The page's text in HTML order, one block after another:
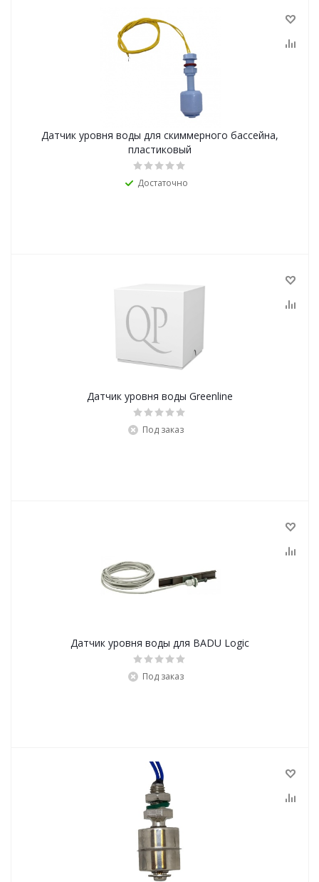
Датчик уровня воды для скиммерного бассейна,
пластиковый
Достаточно
Датчик уровня воды Greenline
Под заказ
Датчик уровня воды для BADU Logic
Под заказ